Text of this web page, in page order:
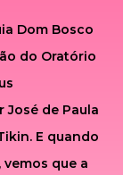
Dom Bosco
do Oratório
José de Paula
E quando
que a